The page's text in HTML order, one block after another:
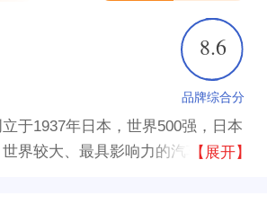
8.6
品牌综合分
于1937年日本，世界500强，日本
界较大、最具影响力的汽车制造商
【展开】